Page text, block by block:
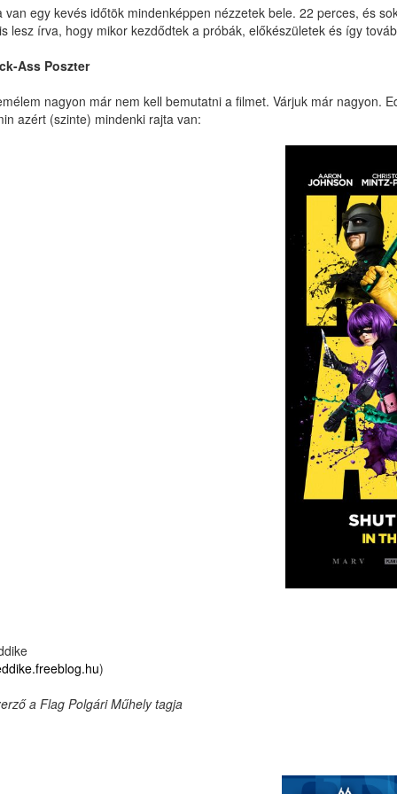
van egy kevés időtök mindenképpen nézzetek bele. 22 perces, és
lesz írva, hogy mikor kezdődtek a próbák, előkészületek és így
Ass Poszter
nagyon már nem kell bemutatni a filmet. Várjuk már nagyon.
azért (szinte) mindenki rajta van:
)
a Flag Polgári Műhely tagja